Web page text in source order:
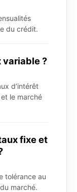
du crédit.
variable ?
d’intérêt
le marché
fixe et
tolérance au
marché.